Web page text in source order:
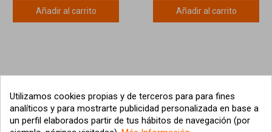
Añadir al carrito Añadir al carrito
Utilizamos cookies propias y de terceros para para fines
analíticos y para mostrarte publicidad personalizada en base a
un perfil elaborados partir de tus hábitos de navegación (por